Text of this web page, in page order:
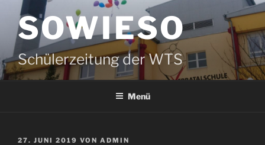
Inhalt
springenSOWIESO
Schülerzeitung der WTS
Menü
VERÖFFENTLICHT
27. JUNI 2019 VON ADMIN